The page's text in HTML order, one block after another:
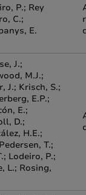
P.; Rey
C.;
E.
J.;
M.J.;
J.; Krisch, S.;
E.P.;
E.;
D.;
H.E.;
T.;
Lodeiro, P.;
L.; Rosing,